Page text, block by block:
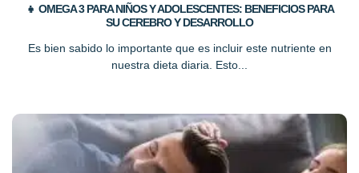
👧 OMEGA 3 PARA NIÑOS Y ADOLESCENTES: BENEFICIOS PARA
SU CEREBRO Y DESARROLLO
Es bien sabido lo importante que es incluir este nutriente en
nuestra dieta diaria. Esto...